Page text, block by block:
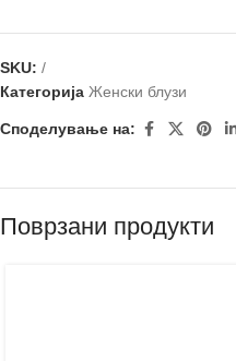
SKU: /
Категорија Женски блузи
Споделување на:
Поврзани продукти